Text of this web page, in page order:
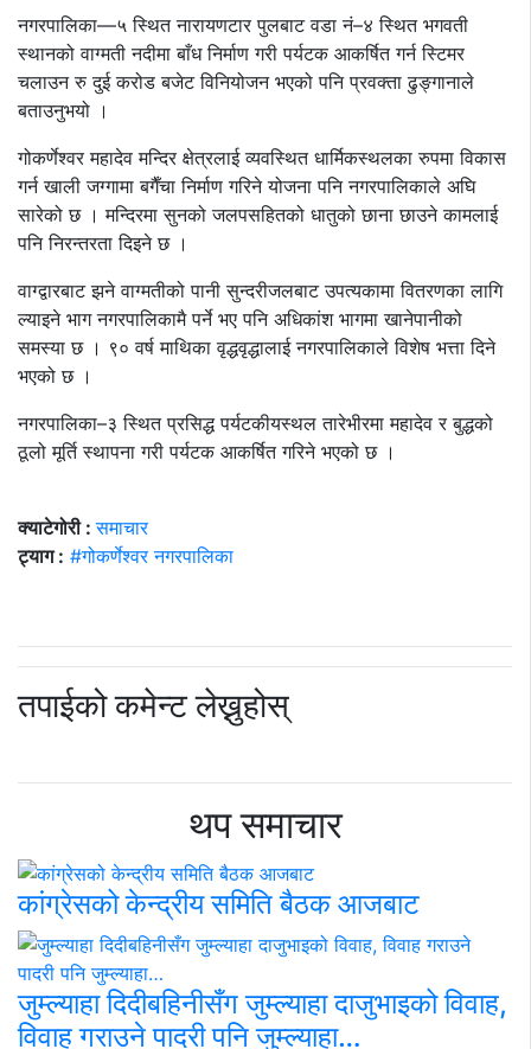
नगरपालिका––५ स्थित नारायणटार पुलबाट वडा नं–४ स्थित भगवती
स्थानको वाग्मती नदीमा बाँध निर्माण गरी पर्यटक आकर्षित गर्न स्टिमर
चलाउन रु दुई करोड बजेट विनियोजन भएको पनि प्रवक्ता ढुङ्गानाले
बताउनुभयो ।
गोकर्णेश्वर महादेव मन्दिर क्षेत्रलाई व्यवस्थित धार्मिकस्थलका रुपमा विकास
गर्न खाली जग्गामा बगैँचा निर्माण गरिने योजना पनि नगरपालिकाले अघि
सारेको छ । मन्दिरमा सुनको जलपसहितको धातुको छाना छाउने कामलाई
पनि निरन्तरता दिइने छ ।
वाग्द्वारबाट झने वाग्मतीको पानी सुन्दरीजलबाट उपत्यकामा वितरणका लागि
ल्याइने भाग नगरपालिकामै पर्ने भए पनि अधिकांश भागमा खानेपानीको
समस्या छ । ९० वर्ष माथिका वृद्धवृद्धालाई नगरपालिकाले विशेष भत्ता दिने
भएको छ ।
नगरपालिका–३ स्थित प्रसिद्ध पर्यटकीयस्थल तारेभीरमा महादेव र बुद्धको
ठूलो मूर्ति स्थापना गरी पर्यटक आकर्षित गरिने भएको छ ।
क्याटेगोरी :समाचार
ट्याग : #गोकर्णेश्वर नगरपालिका
तपाईको कमेन्ट लेख्नुहोस्
थप समाचार
कांग्रेसको केन्द्रीय समिति बैठक आजबाट
जुम्ल्याहा दिदीबहिनीसँग जुम्ल्याहा दाजुभाइको विवाह,
विवाह गराउने पादरी पनि जुम्ल्याहा…